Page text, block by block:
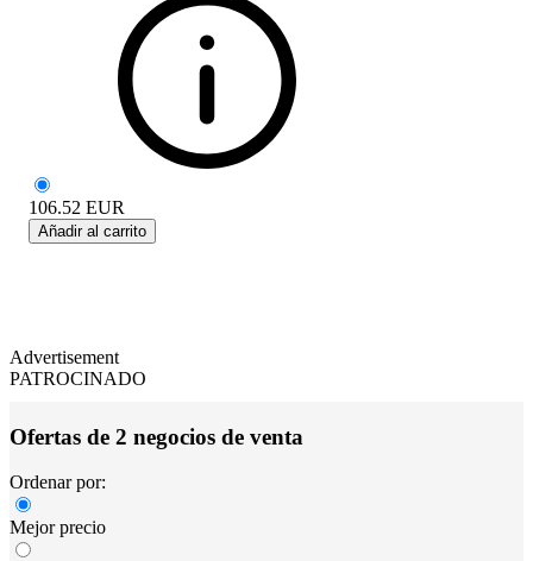
106.52 EUR
Añadir al carrito
Advertisement
PATROCINADO
Ofertas de 2 negocios de venta
Ordenar por:
Mejor precio